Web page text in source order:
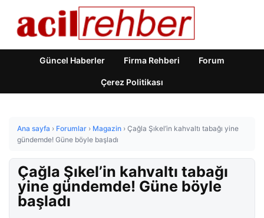
Güncel Haberler Firma Rehberi Forum
Çerez Politikası
Ana sayfa › Forumlar › Magazin › Çağla Şıkel’in kahvaltı tabağı yine
gündemde! Güne böyle başladı
Çağla Şıkel’in kahvaltı tabağı
yine gündemde! Güne böyle
başladı